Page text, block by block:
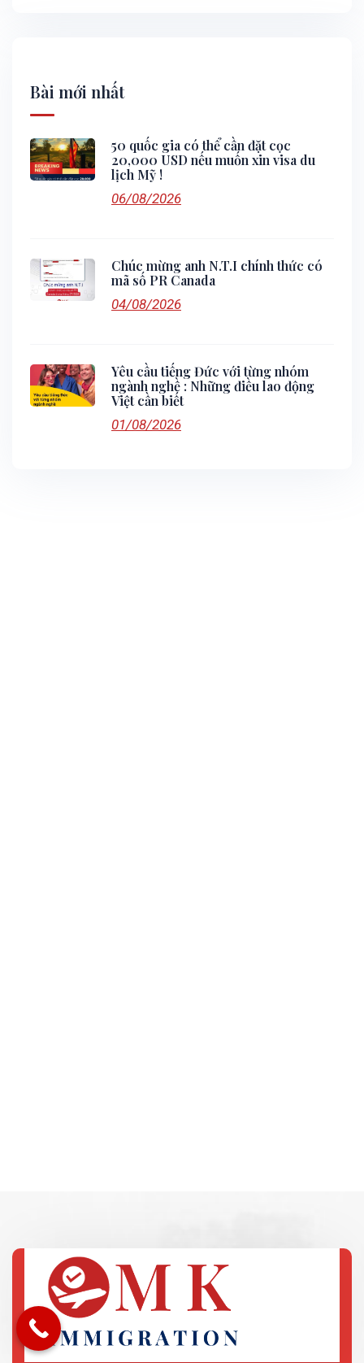
Bài mới nhất
50 quốc gia có thể cần đặt cọc
20,000 USD nếu muốn xin visa du
lịch Mỹ !
06/08/2026
Chúc mừng anh N.T.I chính thức có
mã số PR Canada
04/08/2026
Yêu cầu tiếng Đức với từng nhóm
ngành nghề : Những điều lao động
Việt cần biết
01/08/2026